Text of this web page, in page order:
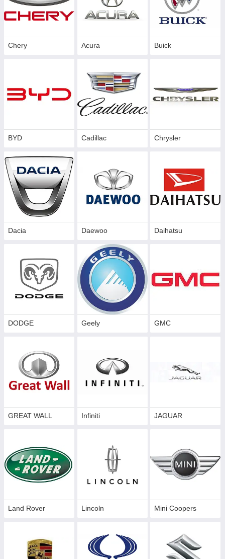
Chery Acura Buick
BYD Cadillac Сhrysler
Dacia Daewoo Daihatsu
DODGE Geely GMC
GREAT WALL Infiniti JAGUAR
Land Rover Lincoln Mini Coopers